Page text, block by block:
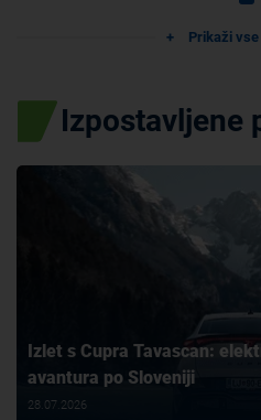
Prikaži
Izpostavljene
Izlet s Cupra Tavascan:
avantura po Sloveniji
28.07.2026